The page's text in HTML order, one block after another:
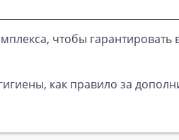
чтобы
как правило за